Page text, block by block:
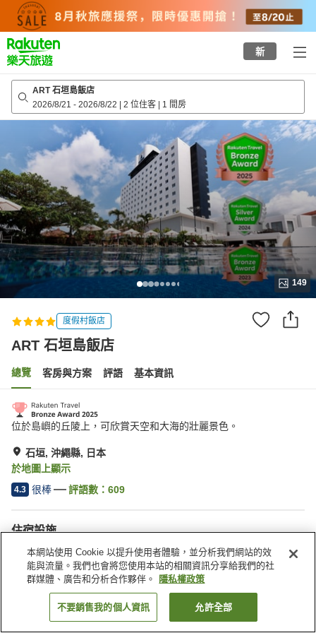
top
page
新
ART 石垣島飯店
2026/8/21 - 2026/8/22 | 2 位住客 | 1 間房
149
度假村飯店
ART 石垣島飯店
總覽 客房與方案 評語 基本資訊
位於島嶼的丘陵上，可欣賞天空和大海的壯麗景色。
石垣, 沖繩縣, 日本
於地圖上顯示
4.3 很棒 評語數： 609
住宿設施
停車場
三溫暖
Spa／美容沙龍
游泳池
日本 沖繩縣 石垣 ART 石垣島飯店
找客房
本網站使用 Cookie 以提升使用者體驗，並分析我們網站的效
能與流量。我們也會將您使用本站的相關資訊分享給我們的社
群媒體、廣告和分析合作夥伴。
隱私權政策
不要銷售我的個人資訊 允許全部